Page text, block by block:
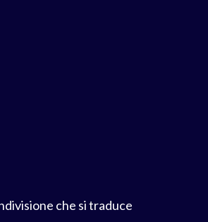
che si traduce